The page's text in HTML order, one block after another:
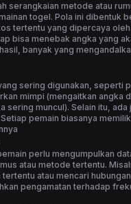
serangkaian metode atau
togel. Pola ini dibentuk
tertentu yang dipercaya
bisa menebak angka yang
banyak yang
sering digunakan, seperti
mimpi (mengaitkan angka
sering muncul). Selain itu,
pemain biasanya
perlu mengumpulkan
atau metode tertentu.
atau mencari
pengamatan terhadap